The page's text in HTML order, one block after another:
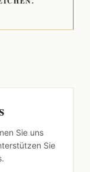
Sie uns
Sie